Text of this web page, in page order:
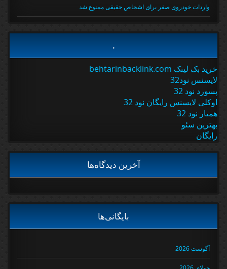
واردات خودروی صفر برای اشخاص حقیقی ممنوع شد
خرید بک لینک behtarinbacklink.com
لایسنس نود32
پسورد نود 32
اوکلی لایسنس رایگان نود 32
همیار نود 32
بهترین سئو
رایگان
آخرین دیدگاه‌ها
بایگانی‌ها
آگوست 2026